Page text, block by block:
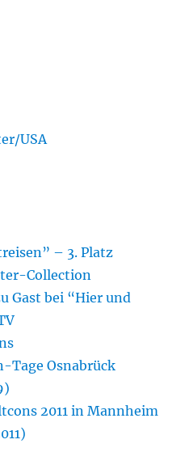
USA
– 3. Platz
Collection
Gast bei “Hier und
Tage Osnabrück
2011 in Mannheim